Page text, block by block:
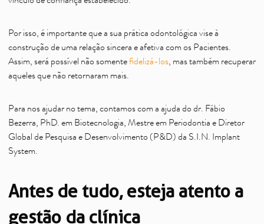
Por isso, é importante que a sua prática odontológica vise à
construção de uma relação sincera e afetiva com os Pacientes.
Assim, será possível não somentefidelizá-los, mas também recuperar
aqueles que não retornaram mais.
Para nos ajudar no tema, contamos com a ajuda do dr. Fábio
Bezerra, PhD. em Biotecnologia, Mestre em Periodontia e Diretor
Global de Pesquisa e Desenvolvimento (P&D) da S.I.N. Implant
System.
Antes de tudo, esteja atento a
gestão da clínica